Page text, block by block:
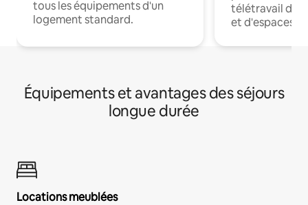
tous les équipements d'un
logement standard.
télétravail
et d'espaces
Équipements et avantages des séjours
longue durée
Locations meublées